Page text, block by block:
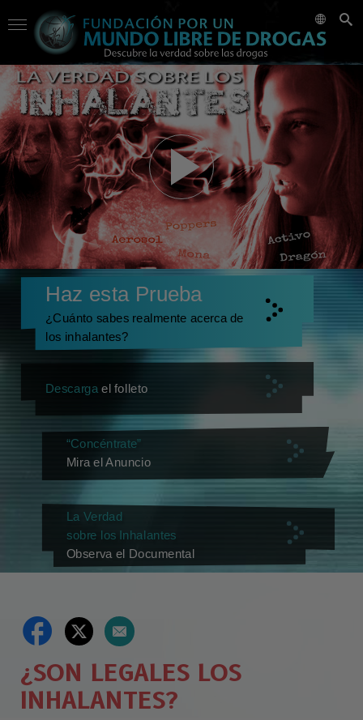
Haz esta Prueba
¿Cuánto sabes realmente acerca de
los inhalantes?
Descarga el folleto
“Concéntrate”
Mira el Anuncio
La Verdad
sobre los Inhalantes
Observa el Documental
¿SON LEGALES LOS
INHALANTES?